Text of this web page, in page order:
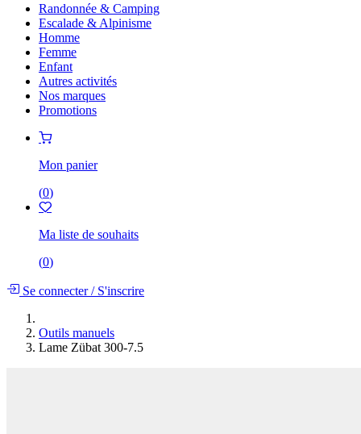
Randonnée & Camping
Escalade & Alpinisme
Homme
Femme
Enfant
Autres activités
Nos marques
Promotions
Mon panier
(0)
Ma liste de souhaits
(0)
Se connecter/S'inscrire
Outils manuels
Lame Zübat 300-7.5